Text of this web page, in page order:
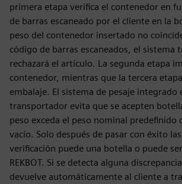
primera etapa verifica el contenedor en
de barras escaneado por el cliente en la
peso del contenedor insertado no
código de barras escaneados, el sistema
rechazará el artículo. La segunda etapa
contenedor, mientras que la tercera
embalaje. El sistema de pesaje integrado
transportador evita que se acepten
peso exceda el peso nominal predefinido
vacío. Solo después de pasar con éxito
verificación puede una botella o puede
REKBOT. Si se detecta alguna
devuelve automáticamente al cliente a